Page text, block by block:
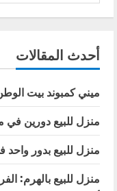
عن:
أحدث المقالات
ميني كمبوند بيت
منزل للبيع دورين
منزل للبيع بدور
منزل للبيع بالهرم: